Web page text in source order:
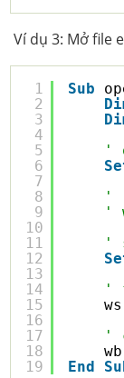
Ví dụ 3: Mở file
1
2
3
4
5
6
7
8
9
10
11
12
13
14
15
16
17
18
19
Sub
'
'
'
'
'
'
End